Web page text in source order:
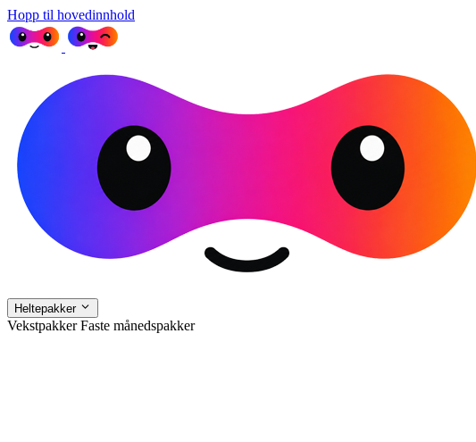
Hopp til hovedinnhold
Heltepakker
VekstpakkerFaste månedspakker